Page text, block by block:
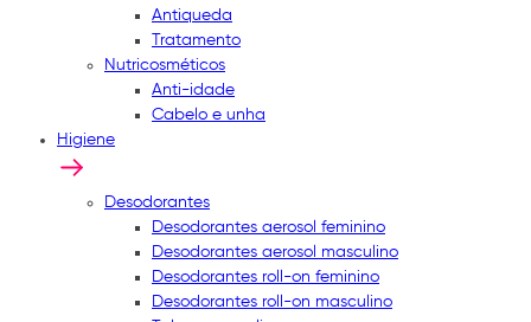
Antiqueda
Tratamento
Nutricosméticos
Anti-idade
Cabelo e unha
Higiene
Desodorantes
Desodorantes aerosol feminino
Desodorantes aerosol masculino
Desodorantes roll-on feminino
Desodorantes roll-on masculino